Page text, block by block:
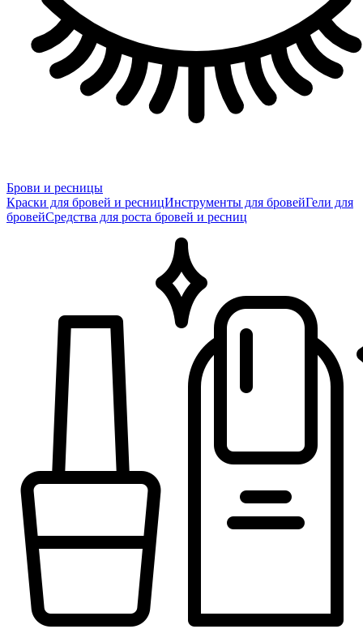
Брови и ресницы
Краски для бровей и ресницИнструменты для бровейГели для
бровейСредства для роста бровей и ресниц